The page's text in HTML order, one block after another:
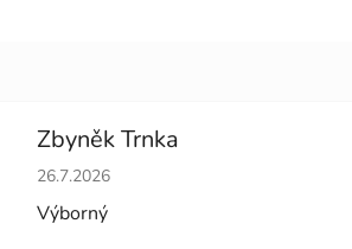
Zbyněk Trnka
Hodnocení obchodu je 5 z 5 hvězdiček.
26.7.2026
Výborný